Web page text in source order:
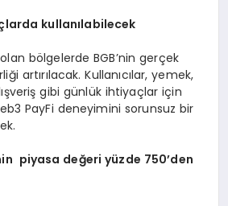
kullanılabilecek
bölgelerde BGB’nin gerçek
artırılacak. Kullanıcılar, yemek,
gibi günlük ihtiyaçlar için
PayFi deneyimini sorunsuz bir
piyasa değeri yüzde 750’den